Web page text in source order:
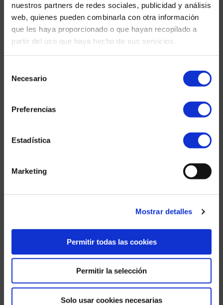
nuestros partners de redes sociales, publicidad y análisis
web, quienes pueden combinarla con otra información
que les haya proporcionado o que hayan recopilado a
partir del uso que haya hecho de sus servicios.
Necesario
Preferencias
Estadística
Marketing
Mostrar detalles
Permitir todas las cookies
Permitir la selección
Solo usar cookies necesarias
Renovación de conexiones (Bruselas)